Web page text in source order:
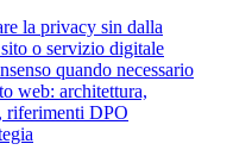
la privacy sin dalla
o servizio digitale
quando necessario
web: architettura,
riferimenti DPO